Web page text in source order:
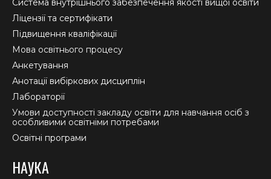
windowwindowwindow
Система внутрішнього забезпечення якості вищої освіти
Ліцензії та сертифікати
Підвищення кваліфікації
Мова освітнього процесу
Анкетування
Анотації вибіркових дисциплін
Лабораторії
Умови доступності закладу освіти для навчання осіб з
особливими освітніми потребами
Освітні програми
НАУКА